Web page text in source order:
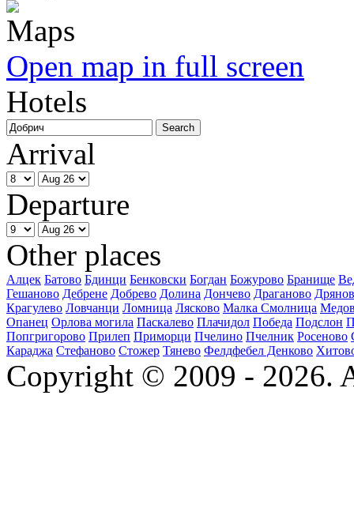
Open map in full screen
Hotels
Arrival
Departure
Other places
Алцек Батово Бдинци Бенковски Богдан Божурово Бранище
Гешаново Дебрене Добрево Долина Дончево Драганово
Крагулево Ловчанци Ломница Лясково Малка Смолница
Опанец Орлова могила Паскалево Плачидол Победа Подслон
Попгригорово Прилеп Приморци Пчелино Пчелник Росеново
Караджа Стефаново Стожер Тянево Фелдфебел Денково
Copyright © 2009 - 2026.